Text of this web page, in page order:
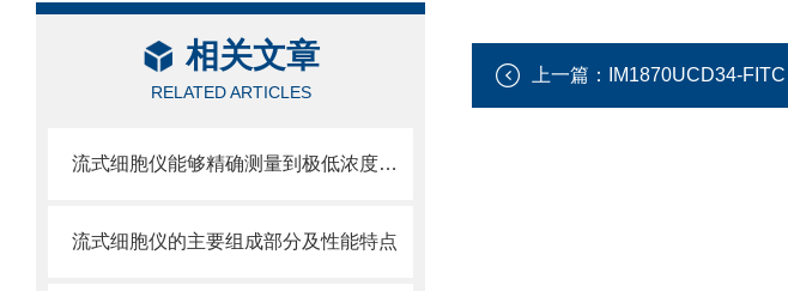
相关文章
RELATED ARTICLES
流式细胞仪能够精确测量到极低浓度的标记物
流式细胞仪的主要组成部分及性能特点
上一篇： IM1870UCD34-